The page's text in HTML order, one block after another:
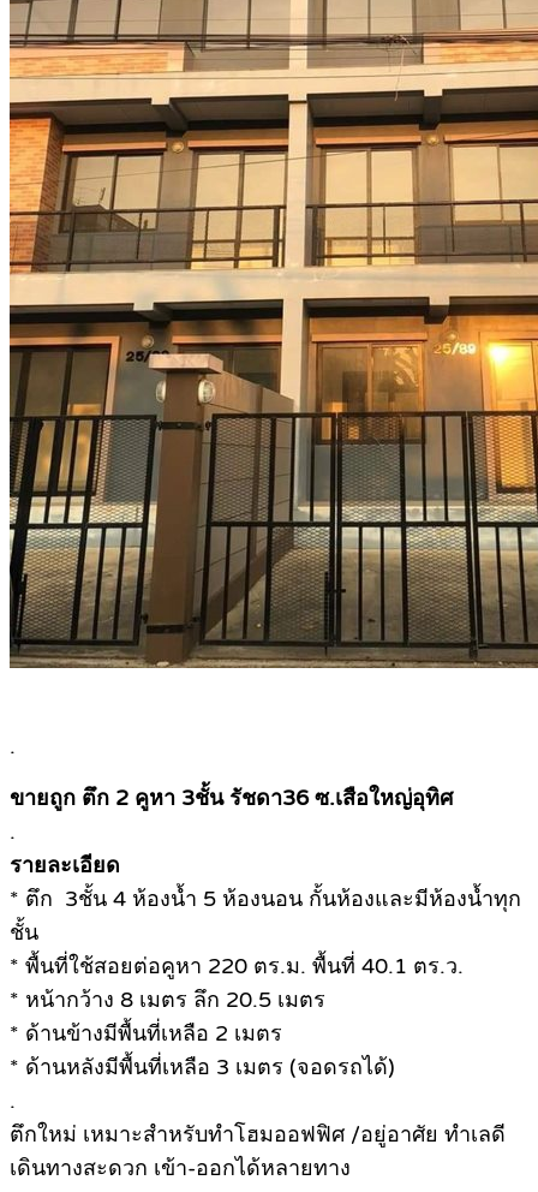
.
ขายถูก ตึก 2 คูหา 3ชั้น รัชดา36 ซ.เสือใหญ่อุทิศ
.
รายละเอียด
* ตึก 3ชั้น 4 ห้องน้ำ 5 ห้องนอน กั้นห้องและมีห้องน้ำทุก
ชั้น
* พื้นที่ใช้สอยต่อคูหา 220 ตร.ม. พื้นที่ 40.1 ตร.ว.
* หน้ากว้าง 8 เมตร ลึก 20.5 เมตร
* ด้านข้างมีพื้นที่เหลือ 2 เมตร
* ด้านหลังมีพื้นที่เหลือ 3 เมตร (จอดรถได้)
.
ตึกใหม่ เหมาะสำหรับทำโฮมออฟฟิศ /อยู่อาศัย ทำเลดี
เดินทางสะดวก เข้า-ออกได้หลายทาง